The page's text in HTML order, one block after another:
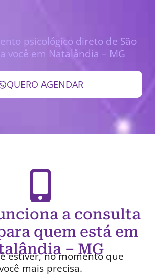
psicológico direto de São
você em Natalândia – MG
QUERO AGENDAR
a consulta
quem está em
– MG
estiver, no momento que
mais precisa.